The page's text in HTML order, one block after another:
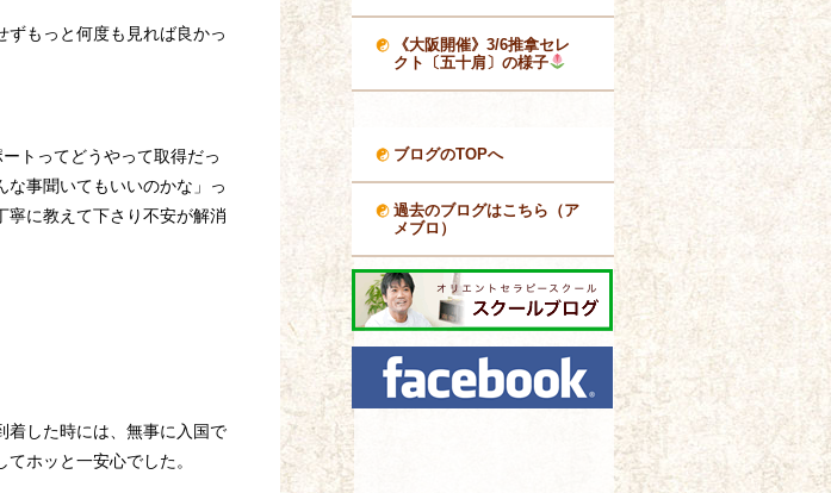
ずもっと何度も見れば良かっ
トってどうやって取得だっ
な事聞いてもいいのかな」っ
寧に教えて下さり不安が解消
着した時には、無事に入国で
ホッと一安心でした。
《大阪開催》3/6推拿セレ
クト〔五十肩〕の様子
ブログのTOPへ
過去のブログはこちら（ア
メブロ）